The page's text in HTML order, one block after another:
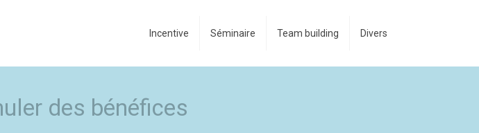
Incentive Séminaire Team building Divers
des bénéfices